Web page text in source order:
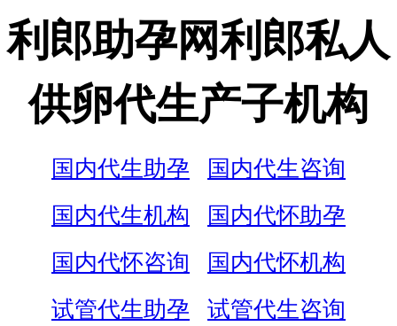
利郎助孕网利郎私人
供卵代生产子机构
国内代生助孕
国内代生咨询
国内代生机构
国内代怀助孕
国内代怀咨询
国内代怀机构
试管代生助孕
试管代生咨询